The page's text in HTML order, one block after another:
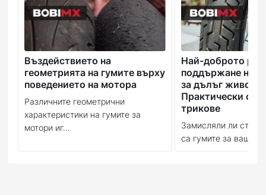
Въздействието на
геометрията на гумите върху
поведението на мотора
Различните геометрични
характеристики на гумите за
мотори иг...
Най-доброто
поддържане на
за дълъг живот:
Практически
трикове
Замисляли ли сте
са гумите за вашия